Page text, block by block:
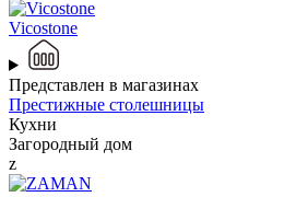
Vicostone
Представлен в магазинах
Престижные столешницы
Кухни
Загородный дом
z